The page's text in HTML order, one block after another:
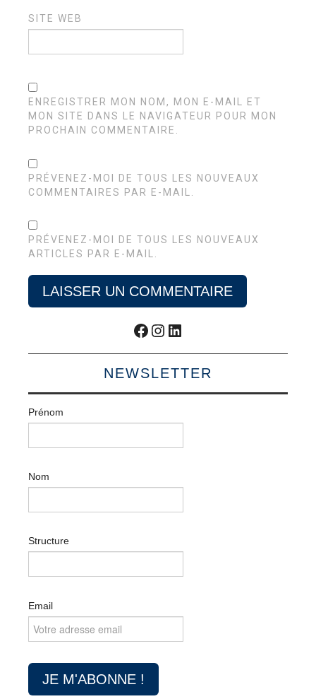
SITE WEB
ENREGISTRER MON NOM, MON E-MAIL ET
MON SITE DANS LE NAVIGATEUR POUR MON
PROCHAIN COMMENTAIRE.
PRÉVENEZ-MOI DE TOUS LES NOUVEAUX
COMMENTAIRES PAR E-MAIL.
PRÉVENEZ-MOI DE TOUS LES NOUVEAUX
ARTICLES PAR E-MAIL.
Facebook
Instagram
LinkedIn
NEWSLETTER
Prénom
Nom
Structure
Email